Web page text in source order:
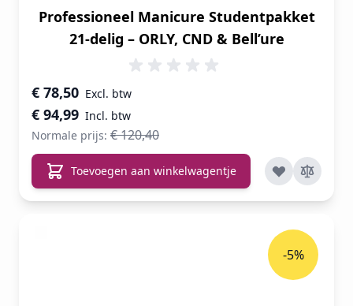
Professioneel Manicure Studentpakket
21-delig – ORLY, CND & Bell’ure
Speciale prijs
€ 94,99
€ 78,50
Normale prijs: € 120,40
Toevoegen aan winkelwagentje
-5%